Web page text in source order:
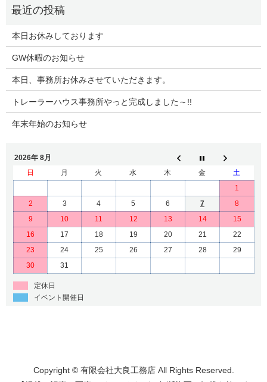
本日お休みしております
GW休暇のお知らせ
本日、事務所お休みさせていただきます。
トレーラーハウス事務所やっと完成しました～!!
年末年始のお知らせ
2026年 8月
日
月 火 水 木 金
土
1
2
3 4 5 6 7
8
9
10 11 12 13 14
15
16
17 18 19 20 21
22
23
24 25 26 27 28
29
30
31
定休日
イベント開催日
Copyright © 有限会社大良工務店 All Rights Reserved.